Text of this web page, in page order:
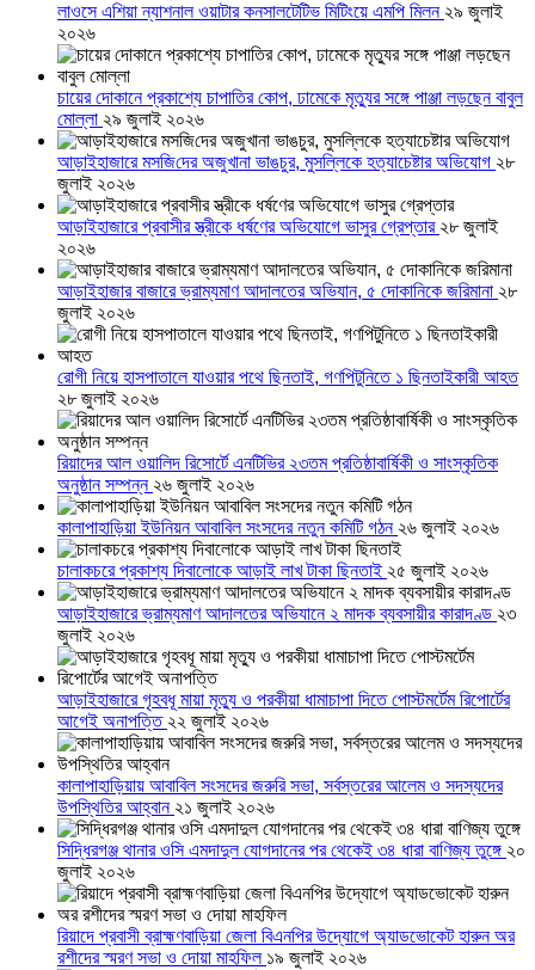
লাওসে এশিয়া ন্যাশনাল ওয়াটার কনসালটেটিভ মিটিংয়ে এমপি মিলন ২৯ জুলাই
২০২৬
চায়ের দোকানে প্রকাশ্যে চাপাতির কোপ, ঢামেকে মৃত্যুর সঙ্গে পাঞ্জা লড়ছেন বাবুল
মোল্লা ২৯ জুলাই ২০২৬
আড়াইহাজারে মস‌জি‌দের অজুখানা ভাঙচুর, মুসল্লিকে হত্যাচেষ্টার অভিযোগ ২৮
জুলাই ২০২৬
আড়াইহাজারে প্রবাসীর স্ত্রীকে ধর্ষণের অভিযোগে ভাসুর গ্রেপ্তার ২৮ জুলাই
২০২৬
আড়াইহাজার বাজারে ভ্রাম্যমাণ আদালতের অভিযান, ৫ দোকানিকে জরিমানা ২৮
জুলাই ২০২৬
রোগী নিয়ে হাসপাতালে যাওয়ার পথে ছিনতাই, গণপিটুনিতে ১ ছিনতাইকারী আহত
২৮ জুলাই ২০২৬
রিয়াদের আল ওয়ালিদ রিসোর্টে এনটিভির ২৩তম প্রতিষ্ঠাবার্ষিকী ও সাংস্কৃতিক
অনুষ্ঠান সম্পন্ন ২৬ জুলাই ২০২৬
কালাপাহাড়িয়া ইউনিয়ন আবাবিল সংসদের নতুন কমিটি গঠন ২৬ জুলাই ২০২৬
চালাকচরে প্রকাশ্য দিবালোকে আড়াই লাখ টাকা ছিনতাই ২৫ জুলাই ২০২৬
আড়াইহাজারে ভ্রাম্যমাণ আদালতের অভিযানে ২ মাদক ব্যবসায়ীর কারাদণ্ড ২৩
জুলাই ২০২৬
আড়াইহাজারে গৃহবধূ মায়া মৃত্যু ও পরকীয়া ধামাচাপা দিতে পোস্টমর্টেম রিপোর্টের
আগেই অনাপত্তি ২২ জুলাই ২০২৬
কালাপাহাড়িয়ায় আবাবিল সংসদের জরুরি সভা, সর্বস্তরের আলেম ও সদস্যদের
উপস্থিতির আহ্বান ২১ জুলাই ২০২৬
সিদ্ধিরগঞ্জ থানার ওসি এমদাদুল যোগদানের পর থেকেই ৩৪ ধারা বাণিজ্য তুঙ্গে ২০
জুলাই ২০২৬
রিয়াদে প্রবাসী ব্রাহ্মণবাড়িয়া জেলা বিএনপির উদ্যোগে অ্যাডভোকেট হারুন অর
রশীদের স্মরণ সভা ও দোয়া মাহফিল ১৯ জুলাই ২০২৬